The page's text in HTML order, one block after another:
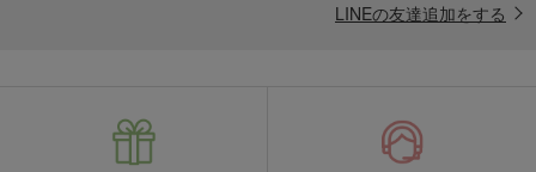
LINEの友達追加をする